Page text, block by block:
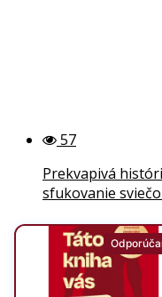
57
Prekvapivá
sfukovanie